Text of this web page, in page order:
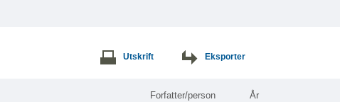
Utskrift Eksporter
Forfatter/person År